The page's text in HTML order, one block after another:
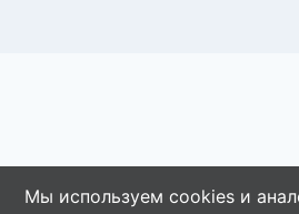
Мы используем cookies и